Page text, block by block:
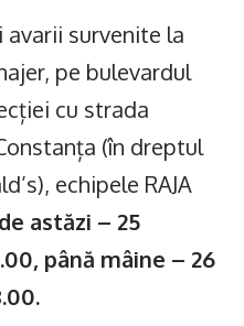
avarii survenite la
pe bulevardul
cu strada
(în dreptul
echipele RAJA
de astăzi – 25
până mâine – 26